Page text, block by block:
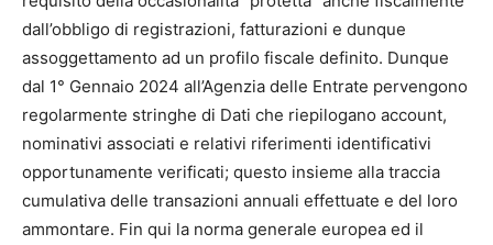
dall’obbligo di registrazioni, fatturazioni e dunque
assoggettamento ad un profilo fiscale definito. Dunque
dal 1° Gennaio 2024 all’Agenzia delle Entrate pervengono
regolarmente stringhe di Dati che riepilogano account,
nominativi associati e relativi riferimenti identificativi
opportunamente verificati; questo insieme alla traccia
cumulativa delle transazioni annuali effettuate e del loro
ammontare. Fin qui la norma generale europea ed il